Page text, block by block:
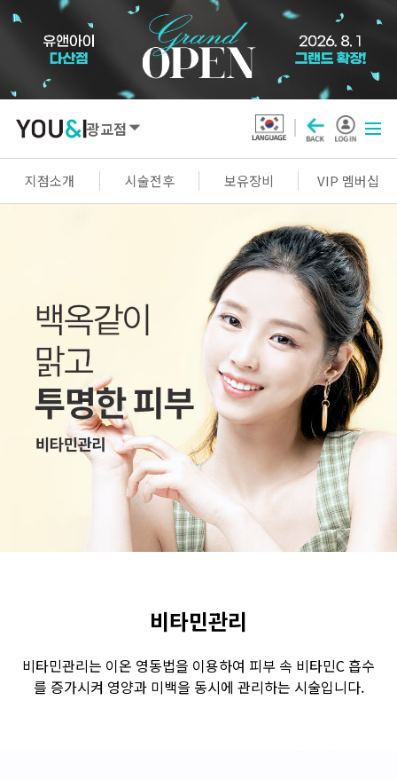
광교점
지점소개 시술전후 보유장비 VIP 멤버십
SEOUL
영등포점 마곡점
여의도점 천호점
목동점 창동점
GYEONGGI / INCHEON
수원점 판교점 광교점 광명점
산본점 부천점 일산점 다산점
인천검단점 동탄점 평택점
부평점 의정부점
천안점 대전점
비타민관리
비타민관리는 이온 영동법을 이용하여 피부 속 비타민C 흡수
를 증가시켜 영양과 미백을 동시에 관리하는 시술입니다.